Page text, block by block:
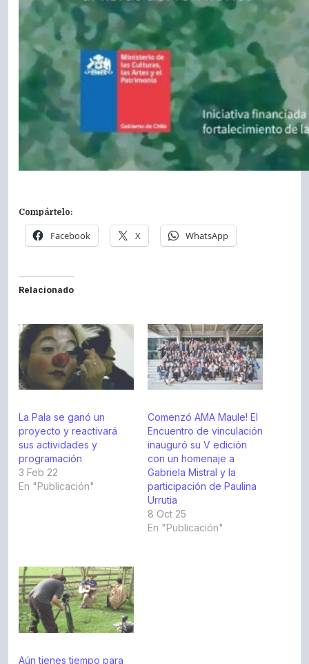
Compártelo:
Facebook X WhatsApp
Relacionado
La Pala se ganó un
proyecto y reactivará
sus actividades y
programación
3 Feb 22
En "Publicación"
Comenzó AMA Maule! El
Encuentro de vinculación
inauguró su V edición
con un homenaje a
Gabriela Mistral y la
participación de Paulina
Urrutia
8 Oct 25
En "Publicación"
Aún tienes tiempo para